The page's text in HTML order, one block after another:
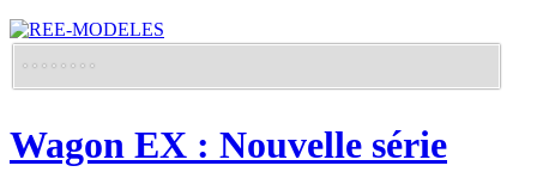
Wagon EX : Nouvelle série